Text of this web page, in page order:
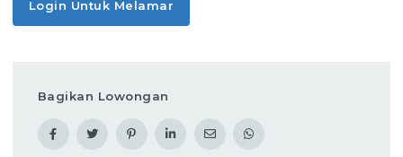
Login Untuk Melamar
Bagikan Lowongan